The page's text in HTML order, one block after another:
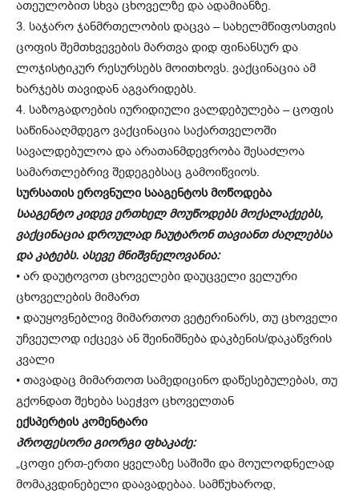
ათეულობით სხვა ცხოველზე და ადამიანზე.
3. საჯარო ჯანმრთელობის დაცვა – სახელმწიფოსთვის
ცოფის შემთხვევების მართვა დიდ ფინანსურ და
ლოჯისტიკურ რესურსებს მოითხოვს. ვაქცინაცია ამ
ხარჯებს თავიდან აგვარიდებს.
4. საზოგადოების იურიდიული ვალდებულება – ცოფის
საწინააღმდეგო ვაქცინაცია საქართველოში
სავალდებულოა და არათანმდევრობა შესაძლოა
სამართლებრივ შედეგებსაც გამოიწვიოს.
სურსათის ეროვნული სააგენტოს მოწოდება
სააგენტო კიდევ ერთხელ მოუწოდებს მოქალაქეებს,
ვაქცინაცია დროულად ჩაუტარონ თავიანთ ძაღლებსა
და კატებს. ასევე მნიშვნელოვანია:
• არ დაუტოვოთ ცხოველები დაუცველი ველური
ცხოველების მიმართ
• დაუყოვნებლივ მიმართოთ ვეტერინარს, თუ ცხოველი
უჩვეულოდ იქცევა ან შეინიშნება დაკბენის/დაკაწვრის
კვალი
• თავადაც მიმართოთ სამედიცინო დაწესებულებას, თუ
გქონდათ შეხება საეჭვო ცხოველთან
ექსპერტის კომენტარი
პროფესორი გიორგი ფხაკაძე:
„ცოფი ერთ-ერთი ყველაზე საშიში და მოულოდნელად
მომაკვდინებელი დაავადებაა. სამწუხაროდ,